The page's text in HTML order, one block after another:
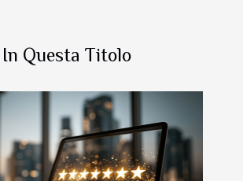
In Questa Titolo